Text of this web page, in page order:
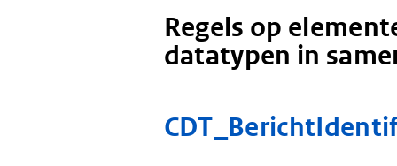
Regels op
datatypen in